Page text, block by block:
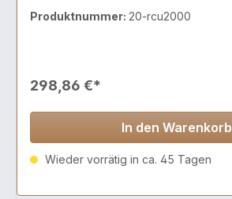
Produktnummer: 20-rcu2000
298,86 €*
In den Warenkorb
Wieder vorrätig in ca. 45 Tagen